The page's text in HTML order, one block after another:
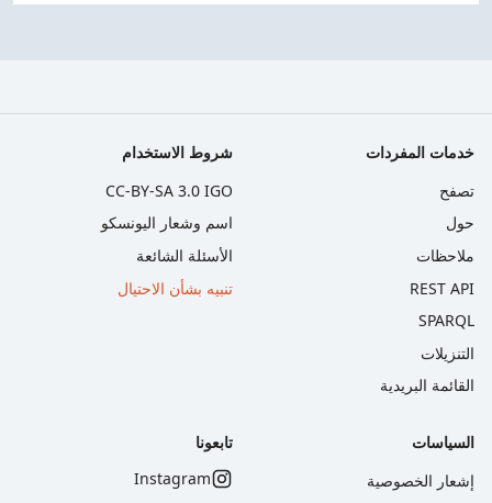
خدمات المفردات
تصفح
حول
ملاحظات
REST API
SPARQL
التنزيلات
القائمة البريدية
شروط الاستخدام
CC-BY-SA 3.0 IGO
اسم وشعار اليونسكو
الأسئلة الشائعة
تنبيه بشأن الاحتيال
السياسات
إشعار الخصوصية
تابعونا
Instagram